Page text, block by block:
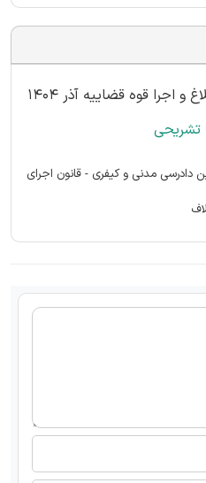
سوالات استخدامی مسئول ابلاغ و اجرا قوه قضاییه آذر 1404
تشریحی
مدنی و کیفری - قانون اجرای